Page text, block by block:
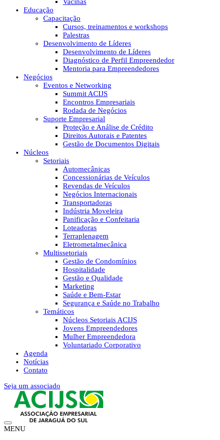
Educação
Capacitação
Cursos, treinamentos e workshops
Palestras
Desenvolvimento de Líderes
Desenvolvimento de Líderes
Diagnóstico de Perfil Empreendedor
Mentoria para Empreendedores
Negócios
Eventos e Networking
Summit ACIJS
Encontros Empresariais
Rodada de Negócios
Suporte Empresarial
Proteção e Análise de Crédito
Direitos Autorais e Patentes
Gestão de Documentos Digitais
Núcleos
Setoriais
Automecânicas
Concessionárias de Veículos
Revendas de Veículos
Negócios Internacionais
Transportadoras
Indústria Moveleira
Panificação e Confeitaria
Loteadoras
Terraplenagem
Eletrometalmecânica
Multissetoriais
Gestão de Condomínios
Hospitalidade
Gestão e Qualidade
Marketing
Saúde e Bem-Estar
Segurança e Saúde no Trabalho
Temáticos
Núcleos Setoriais ACIJS
Jovens Empreendedores
Mulher Empreendedora
Voluntariado Corporativo
Agenda
Notícias
Contato
Seja um associado
MENU